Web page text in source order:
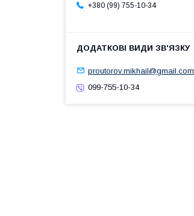
+380 (99) 755-10-34
proutorov.mikhail@gmail.com
099-755-10-34